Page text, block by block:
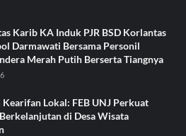
Karib KA Induk PJR BSD Korlantas
Darmawati Bersama Personil
Merah Putih Berserta Tiangnya
Lokal: FEB UNJ Perkuat
di Desa Wisata